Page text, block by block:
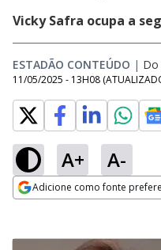
Vicky Safra ocupa a
ESTADÃO CONTEÚDO | Do
11/05/2025 - 13H08
A+ A-
Adicione como fonte